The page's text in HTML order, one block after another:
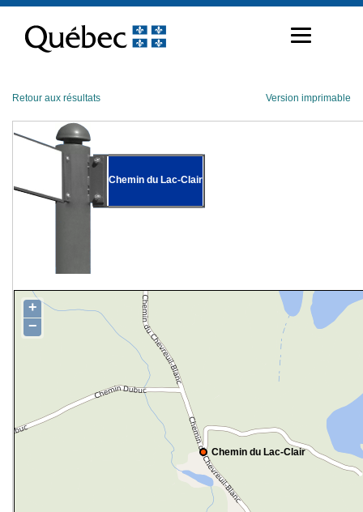
contenu
Retour aux résultats Version imprimable
Chemin du Lac-Clair
Chemin du Lac-Clair
+
−